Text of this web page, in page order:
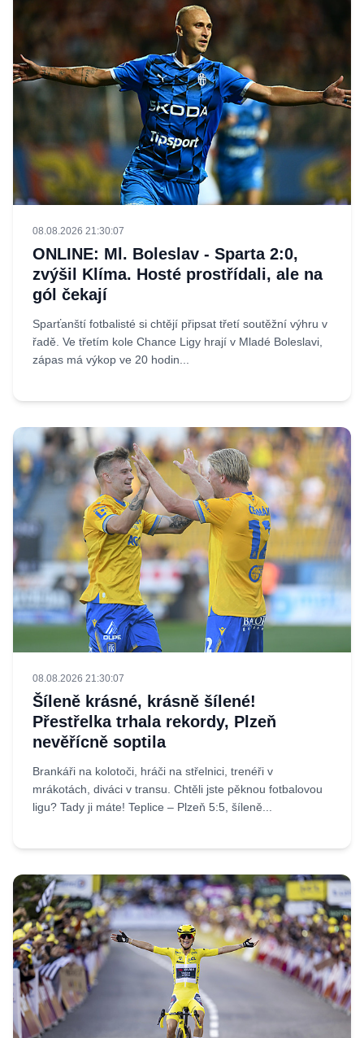
08.08.2026 21:30:07
ONLINE: Ml. Boleslav - Sparta 2:0,
zvýšil Klíma. Hosté prostřídali, ale na
gól čekají
Sparťanští fotbalisté si chtějí připsat třetí soutěžní výhru v
řadě. Ve třetím kole Chance Ligy hrají v Mladé Boleslavi,
zápas má výkop ve 20 hodin...
08.08.2026 21:30:07
Šíleně krásné, krásně šílené!
Přestřelka trhala rekordy, Plzeň
nevěřícně soptila
Brankáři na kolotoči, hráči na střelnici, trenéři v
mrákotách, diváci v transu. Chtěli jste pěknou fotbalovou
ligu? Tady ji máte! Teplice – Plzeň 5:5, šíleně...